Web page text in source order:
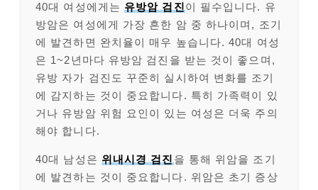
40대 여성에게는 유방암 검진 이 필수입니다. 유
방암은 여성에게 가장 흔한 암 중 하나이며, 조기
에 발견하면 완치율이 매우 높습니다. 40대 여성
은 1~2년마다 유방암 검진을 받는 것이 좋으며,
유방 자가 검진도 꾸준히 실시하여 변화를 조기
에 감지하는 것이 중요합니다. 특히 가족력이 있
거나 유방암 위험 요인이 있는 여성은 더욱 주의
해야 합니다.
40대 남성은 위내시경 검진 을 통해 위암을 조기
에 발견하는 것이 중요합니다. 위암은 초기 증상